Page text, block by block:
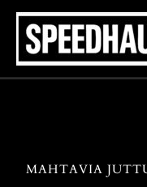
Siirry
sisältöön
MAHTAVIA